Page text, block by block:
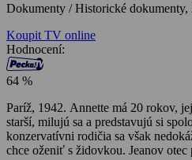
Dokumenty / Historické dokumenty,
Koupit TV online
Hodnocení:
64 %
Paríž, 1942. Annette má 20 rokov,
starší, milujú sa a predstavujú si
konzervatívni rodičia sa však
chce oženiť s židovkou. Jeanov otec